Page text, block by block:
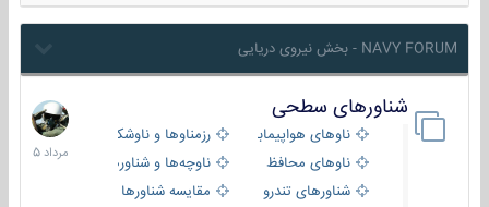
NAVY FORUM - بخش نیروی دریایی
شناورهای سطحی
ناوهای هواپیمابر و بالگرد بررزمناوها و ناوشکن‌ها
ناوهای محافظ
ناوچه‌ها و شناورهای گشتی
شناورهای تندرو
مقایسه شناورها
2
مرداد
1405